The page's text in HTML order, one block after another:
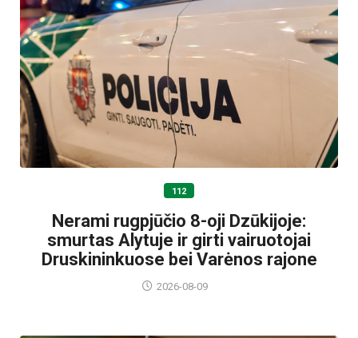
112
Nerami rugpjūčio 8-oji Dzūkijoje:
smurtas Alytuje ir girti vairuotojai
Druskininkuose bei Varėnos rajone
2026-08-09